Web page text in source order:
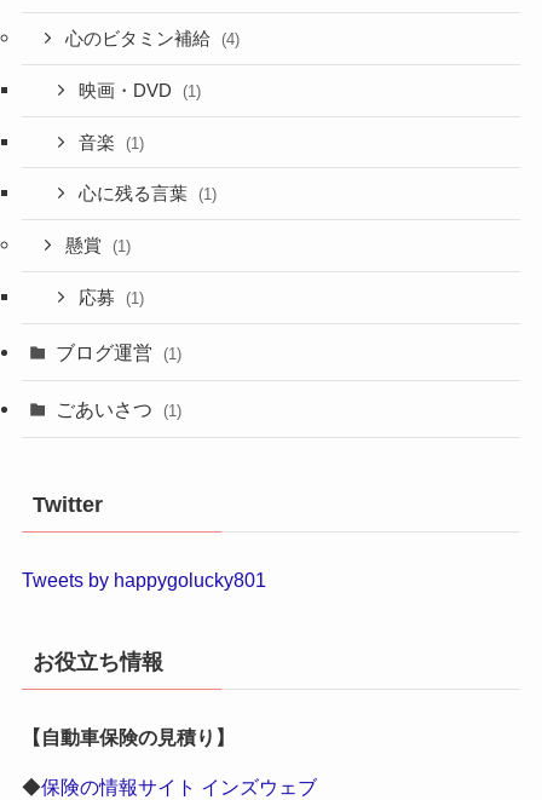
心のビタミン補給 (4)
映画・DVD (1)
音楽 (1)
心に残る言葉 (1)
懸賞 (1)
応募 (1)
ブログ運営 (1)
ごあいさつ (1)
Twitter
Tweets by happygolucky801
お役立ち情報
【自動車保険の見積り】
◆保険の情報サイト インズウェブ